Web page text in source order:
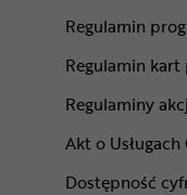
Regulamin
Regulamin
Regulaminy
Akt o
Dostępność